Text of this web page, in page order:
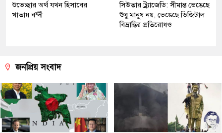
শুভেচ্ছার অর্থ যখন হিসাবের
খাতায় বন্দী
সিউতার ট্র্যাজেডি: সীমান্ত ভেঙেছে
শুধু মানুষ নয়, ভেঙেছে ডিজিটাল
বিভ্রান্তির প্রতিরোধও
জনপ্রিয় সংবাদ